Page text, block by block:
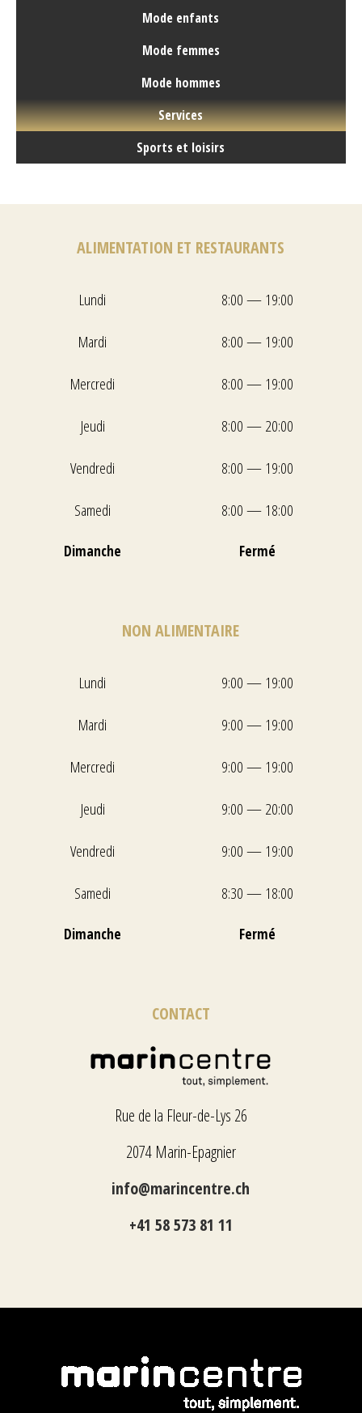
Mode enfants
Mode femmes
Mode hommes
Services
Sports et loisirs
ALIMENTATION ET RESTAURANTS
Lundi
8:00 — 19:00
Mardi
8:00 — 19:00
Mercredi
8:00 — 19:00
Jeudi
8:00 — 20:00
Vendredi
8:00 — 19:00
Samedi
8:00 — 18:00
Dimanche Fermé
NON ALIMENTAIRE
Lundi
9:00 — 19:00
Mardi
9:00 — 19:00
Mercredi
9:00 — 19:00
Jeudi
9:00 — 20:00
Vendredi
9:00 — 19:00
Samedi
8:30 — 18:00
Dimanche Fermé
CONTACT
Rue de la Fleur-de-Lys 26
2074 Marin-Epagnier
info@marincentre.ch
+41 58 573 81 11